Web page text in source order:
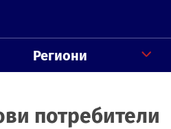
Региони
потребители